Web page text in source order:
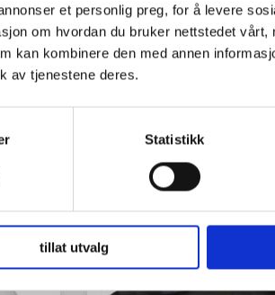
et personlig preg, for å levere
om hvordan du bruker nettstedet vårt,
kan kombinere den med annen
av tjenestene deres.
Statistikk
tillat utvalg